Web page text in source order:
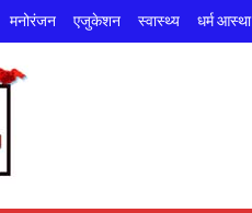
मनोरंजन एजुकेशन स्वास्थ्य धर्म आस्था